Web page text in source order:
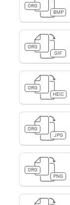
ORG
BMP
ORG
GIF
ORG
HEIC
ORG
JPG
ORG
PNG